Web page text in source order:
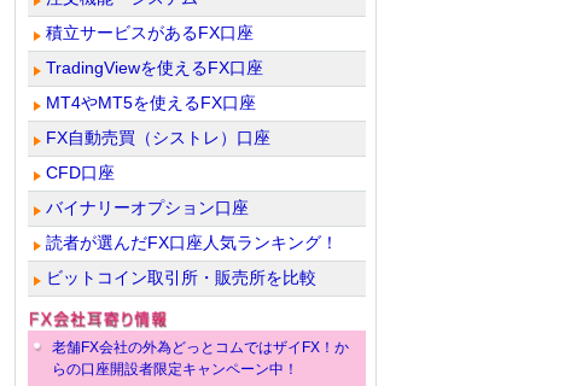
積立サービスがあるFX口座
TradingViewを使えるFX口座
MT4やMT5を使えるFX口座
FX自動売買（シストレ）口座
CFD口座
バイナリーオプション口座
読者が選んだFX口座人気ランキング！
ビットコイン取引所・販売所を比較
老舗FX会社の外為どっとコムではザイFX！か
らの口座開設者限定キャンペーン中！